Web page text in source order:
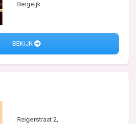
Bergeijk
BEKIJK
Reigerstraat 2,